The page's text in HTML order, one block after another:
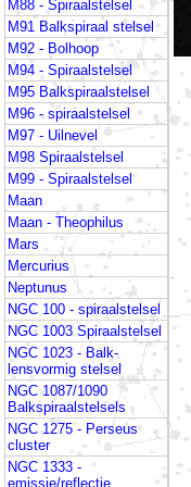
M88 - Spiraalstelsel
M91 Balkspiraal stelsel
M92 - Bolhoop
M94 - Spiraalstelsel
M95 Balkspiraalstelsel
M96 - spiraalstelsel
M97 - Uilnevel
M98 Spiraalstelsel
M99 - Spiraalstelsel
Maan
Maan - Theophilus
Mars
Mercurius
Neptunus
NGC 100 - spiraalstelsel
NGC 1003 Spiraalstelsel
NGC 1023 - Balk-
lensvormig stelsel
NGC 1087/1090
Balkspiraalstelsels
NGC 1275 - Perseus
cluster
NGC 1333 -
emissie/reflectie